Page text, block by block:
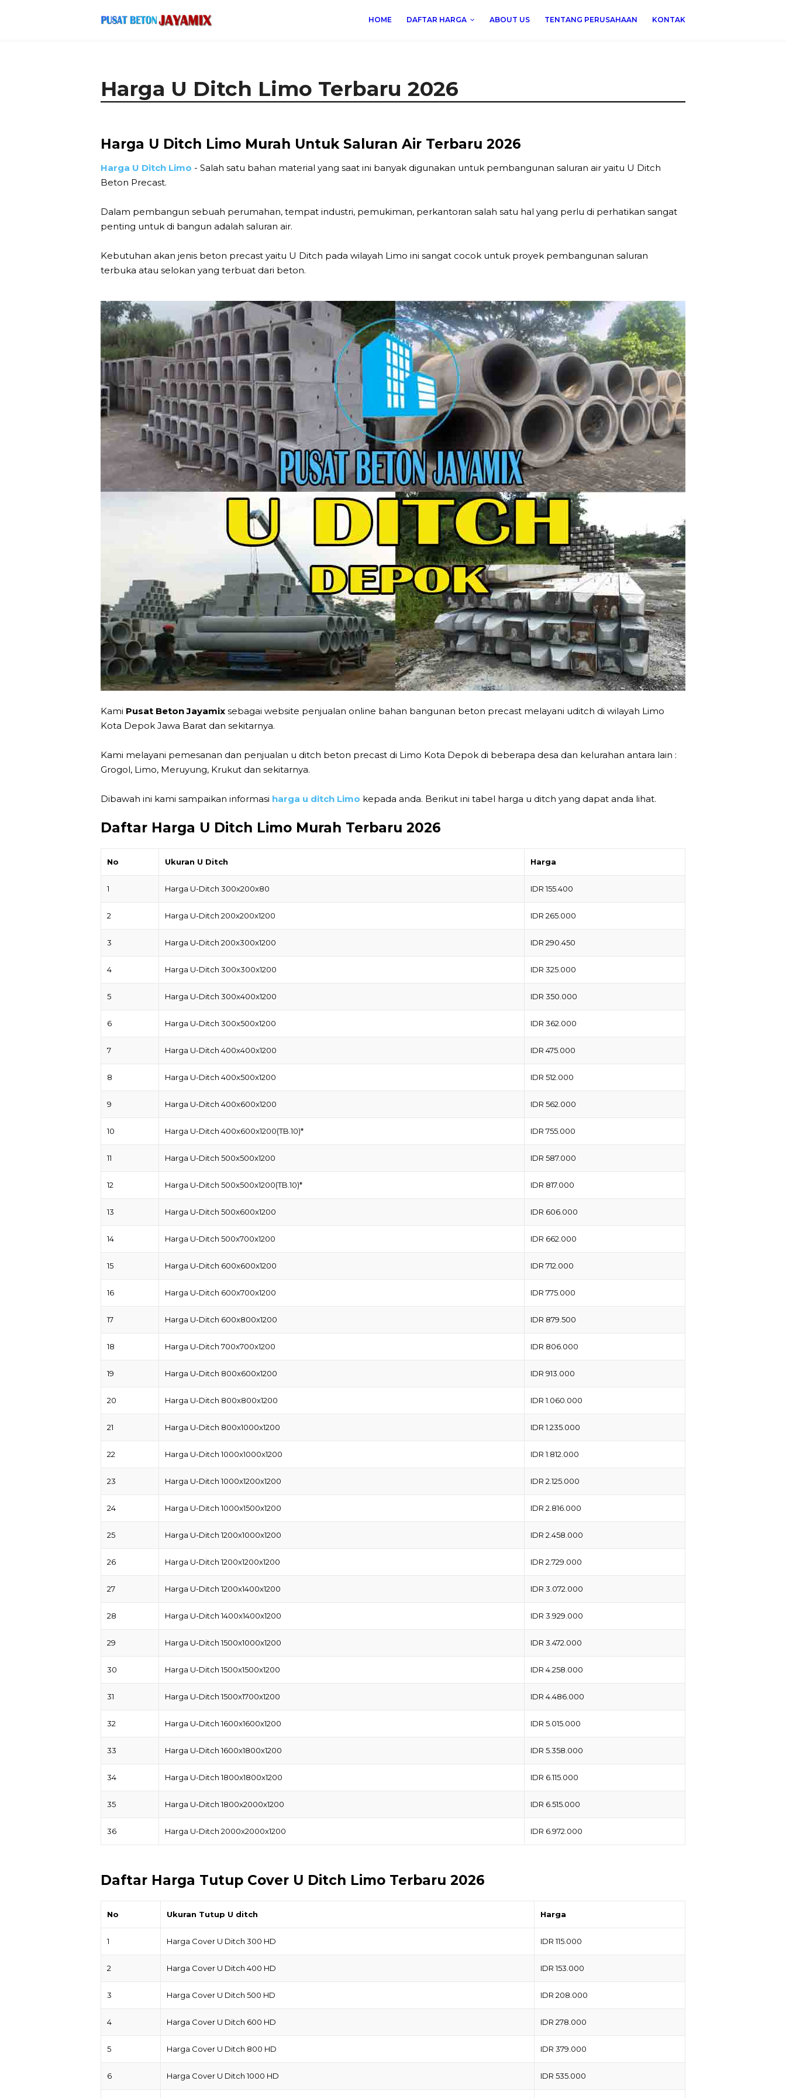
HOME DAFTAR HARGA ABOUT US TENTANG PERUSAHAAN KONTAK
Harga U Ditch Limo Terbaru 2026
Harga U Ditch Limo Murah Untuk Saluran Air Terbaru 2026
Harga U Ditch Limo - Salah satu bahan material yang saat ini banyak digunakan untuk pembangunan saluran air yaitu U Ditch
Beton Precast.
Dalam pembangun sebuah perumahan, tempat industri, pemukiman, perkantoran salah satu hal yang perlu di perhatikan sangat
penting untuk di bangun adalah saluran air.
Kebutuhan akan jenis beton precast yaitu U Ditch pada wilayah Limo ini sangat cocok untuk proyek pembangunan saluran
terbuka atau selokan yang terbuat dari beton.
Kami Pusat Beton Jayamix sebagai website penjualan online bahan bangunan beton precast melayani uditch di wilayah Limo
Kota Depok Jawa Barat dan sekitarnya.
Kami melayani pemesanan dan penjualan u ditch beton precast di Limo Kota Depok di beberapa desa dan kelurahan antara lain :
Grogol, Limo, Meruyung, Krukut dan sekitarnya.
Dibawah ini kami sampaikan informasi harga u ditch Limo kepada anda. Berikut ini tabel harga u ditch yang dapat anda lihat.
Daftar Harga U Ditch Limo Murah Terbaru 2026
No Ukuran U Ditch Harga
1 Harga U-Ditch 300x200x80 IDR 155.400
2 Harga U-Ditch 200x200x1200 IDR 265.000
3 Harga U-Ditch 200x300x1200 IDR 290.450
4 Harga U-Ditch 300x300x1200 IDR 325.000
5 Harga U-Ditch 300x400x1200 IDR 350.000
6 Harga U-Ditch 300x500x1200 IDR 362.000
7 Harga U-Ditch 400x400x1200 IDR 475.000
8 Harga U-Ditch 400x500x1200 IDR 512.000
9 Harga U-Ditch 400x600x1200 IDR 562.000
10 Harga U-Ditch 400x600x1200(TB.10)* IDR 755.000
11 Harga U-Ditch 500x500x1200 IDR 587.000
12 Harga U-Ditch 500x500x1200(TB.10)* IDR 817.000
13 Harga U-Ditch 500x600x1200 IDR 606.000
14 Harga U-Ditch 500x700x1200 IDR 662.000
15 Harga U-Ditch 600x600x1200 IDR 712.000
16 Harga U-Ditch 600x700x1200 IDR 775.000
17 Harga U-Ditch 600x800x1200 IDR 879.500
18 Harga U-Ditch 700x700x1200 IDR 806.000
19 Harga U-Ditch 800x600x1200 IDR 913.000
20 Harga U-Ditch 800x800x1200 IDR 1.060.000
21 Harga U-Ditch 800x1000x1200 IDR 1.235.000
22 Harga U-Ditch 1000x1000x1200 IDR 1.812.000
23 Harga U-Ditch 1000x1200x1200 IDR 2.125.000
24 Harga U-Ditch 1000x1500x1200 IDR 2.816.000
25 Harga U-Ditch 1200x1000x1200 IDR 2.458.000
26 Harga U-Ditch 1200x1200x1200 IDR 2.729.000
27 Harga U-Ditch 1200x1400x1200 IDR 3.072.000
28 Harga U-Ditch 1400x1400x1200 IDR 3.929.000
29 Harga U-Ditch 1500x1000x1200 IDR 3.472.000
30 Harga U-Ditch 1500x1500x1200 IDR 4.258.000
31 Harga U-Ditch 1500x1700x1200 IDR 4.486.000
32 Harga U-Ditch 1600x1600x1200 IDR 5.015.000
33 Harga U-Ditch 1600x1800x1200 IDR 5.358.000
34 Harga U-Ditch 1800x1800x1200 IDR 6.115.000
35 Harga U-Ditch 1800x2000x1200 IDR 6.515.000
36 Harga U-Ditch 2000x2000x1200 IDR 6.972.000
Daftar Harga Tutup Cover U Ditch Limo Terbaru 2026
No Ukuran Tutup U ditch Harga
1 Harga Cover U Ditch 300 HD IDR 115.000
2 Harga Cover U Ditch 400 HD IDR 153.000
3 Harga Cover U Ditch 500 HD IDR 208.000
4 Harga Cover U Ditch 600 HD IDR 278.000
5 Harga Cover U Ditch 800 HD IDR 379.000
6 Harga Cover U Ditch 1000 HD IDR 535.000